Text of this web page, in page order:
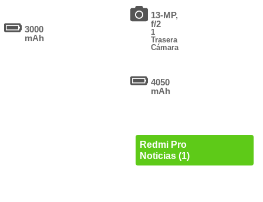
3000
mAh
13-MP,
f/2
1
Trasera
Cámara
4050
mAh
Redmi Pro
Noticias (1)